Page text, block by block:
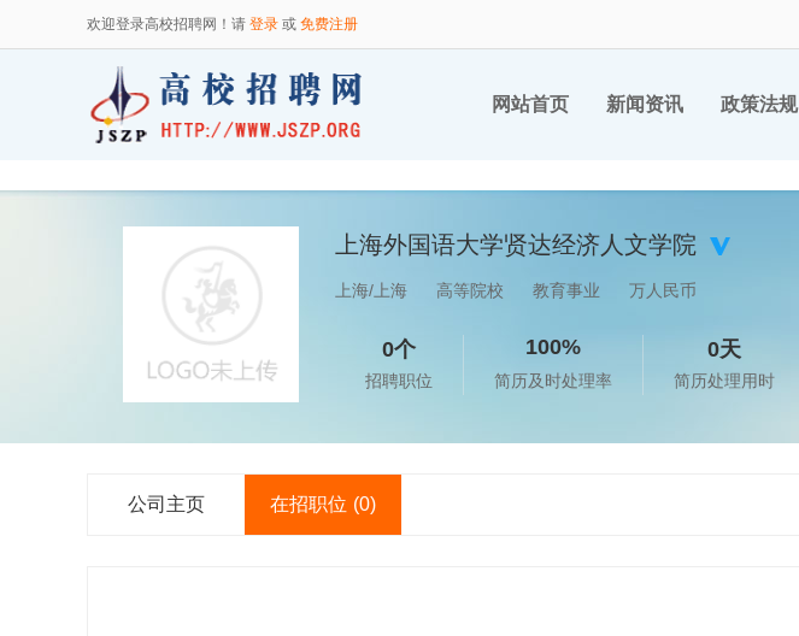
欢迎登录高校招聘网！请 登录 或 免费注册
网站首页 新闻资讯 政策法规
上海外国语大学贤达经济人文学院
上海/上海 高等院校 教育事业 万人民币
0个
招聘职位
100%
简历及时处理率
0天
简历处理用时
公司主页 在招职位 (0)